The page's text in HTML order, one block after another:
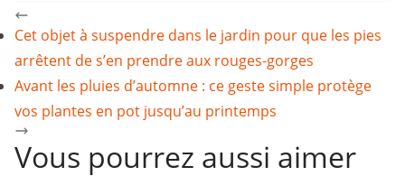
Cet objet à suspendre dans le jardin pour que les pies
arrêtent de s’en prendre aux rouges-gorges
Avant les pluies d’automne : ce geste simple protège
vos plantes en pot jusqu’au printemps
Vous pourrez aussi aimer